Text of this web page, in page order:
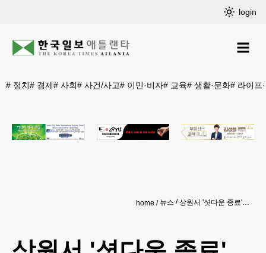
login
# 정치# 경제# 사회# 사건/사고# 이민·비자# 교육# 생활·문화# 라이프
home 뉴스 상원서 '셧다운 종료' 예산안 통과…이르면 12일 하원서 표결